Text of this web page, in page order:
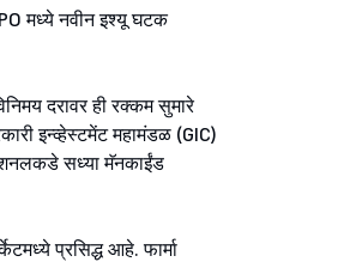
मध्ये नवीन इश्यू घटक
दरावर ही रक्कम सुमारे
इन्व्हेस्टमेंट महामंडळ (GIC)
सध्या मॅनकाईंड
प्रसिद्ध आहे. फार्मा